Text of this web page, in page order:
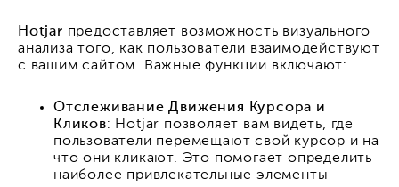
Hotjar предоставляет возможность визуального
анализа того, как пользователи взаимодействуют
с вашим сайтом. Важные функции включают:
Отслеживание Движения Курсора и
Кликов: Hotjar позволяет вам видеть, где
пользователи перемещают свой курсор и на
что они кликают. Это помогает определить
наиболее привлекательные элементы